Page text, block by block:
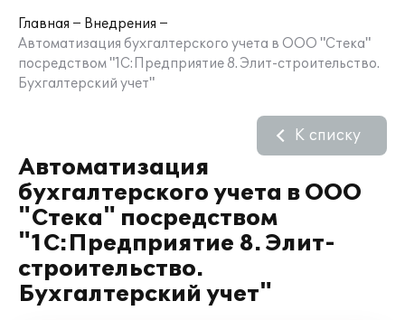
Главная
Внедрения
Автоматизация бухгалтерского учета в ООО "Стека"
посредством "1С:Предприятие 8. Элит-строительство.
Бухгалтерский учет"
Автоматизация
бухгалтерского учета в ООО
"Стека" посредством
"1С:Предприятие 8. Элит-
строительство.
Бухгалтерский учет"
К списку